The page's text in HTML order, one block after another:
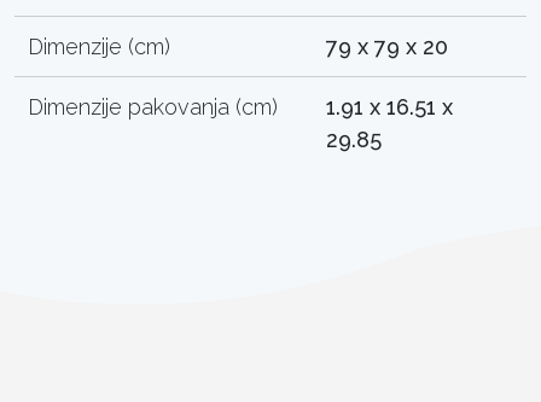
Dimenzije (cm) 79 x 79 x 20
Dimenzije pakovanja (cm)
1.91 x 16.51 x
29.85